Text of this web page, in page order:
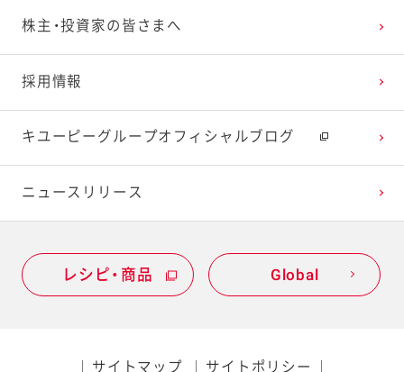
株主・投資家の皆さまへ
採用情報
キユーピーグループオフィシャルブログ
ニュースリリース
レシピ・商品 Global
サイトマップ サイトポリシー